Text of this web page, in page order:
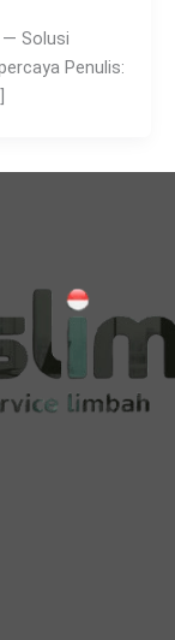
— Solusi
Penulis: